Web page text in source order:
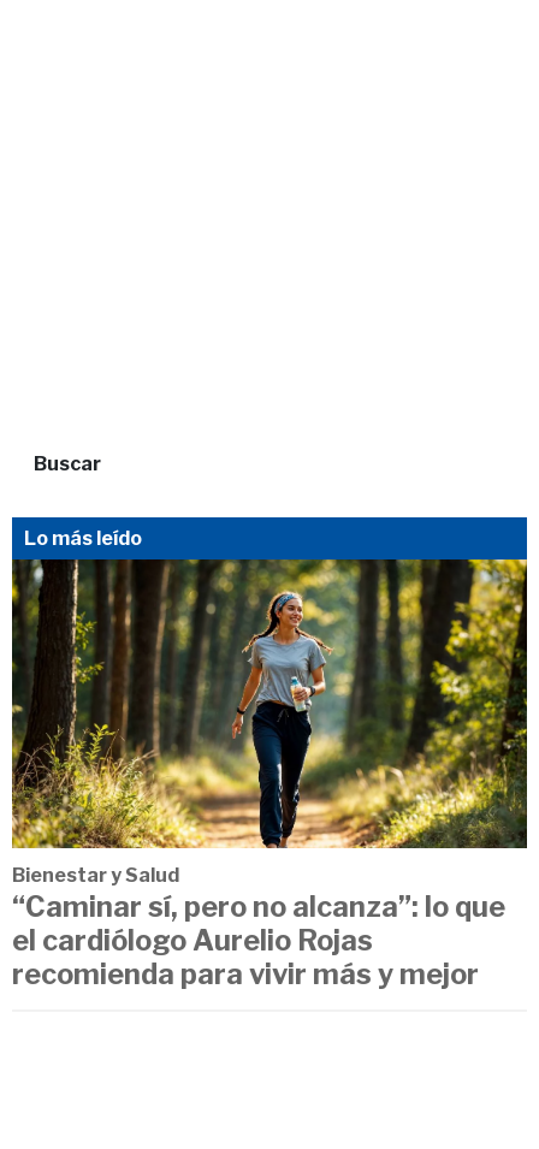
Buscar
Lo más leído
Bienestar y Salud
“Caminar sí, pero no alcanza”: lo que
el cardiólogo Aurelio Rojas
recomienda para vivir más y mejor